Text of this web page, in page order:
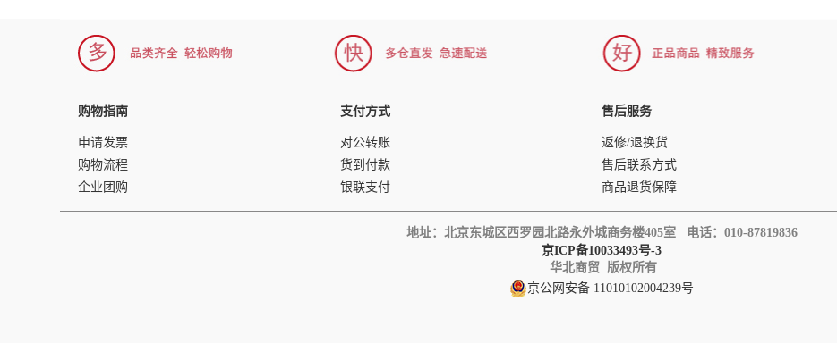
购物指南
申请发票
购物流程
企业团购
支付方式
对公转账
货到付款
银联支付
售后服务
返修/退换货
售后联系方式
商品退货保障
地址：北京东城区西罗园北路永外城商务楼405室 电话：010-87819836
京ICP备10033493号-3
华北商贸 版权所有
京公网安备 11010102004239号